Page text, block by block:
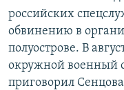
российских
обвинению в
полуострове. В
окружной военный
приговорил